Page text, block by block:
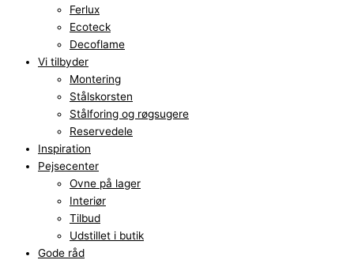
Ferlux
Ecoteck
Decoflame
Vi tilbyder
Montering
Stålskorsten
Stålforing og røgsugere
Reservedele
Inspiration
Pejsecenter
Ovne på lager
Interiør
Tilbud
Udstillet i butik
Gode råd